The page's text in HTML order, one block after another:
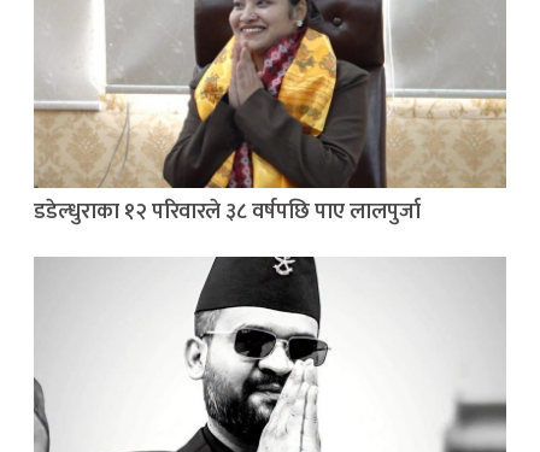
डडेल्धुराका १२ परिवारले ३८ वर्षपछि पाए लालपुर्जा